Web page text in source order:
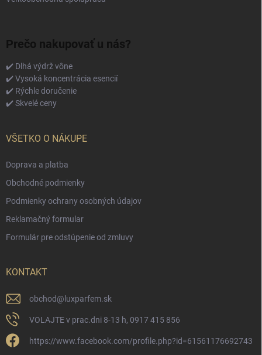
Prečo nakupovať u nás?
✔️ Dlhá výdrž vône
✔️ Vysoká koncentrácia esencií
✔️ Rýchle doručenie
✔️ Skvelé ceny
VŠETKO O NÁKUPE
Doprava a platba
Obchodné podmienky
Podmienky ochrany osobných údajov
Reklamačný formular
Formulár pre odstúpenie od zmluvy
KONTAKT
obchod@ luxparfem.sk
VOLAJTE v prac.dni 8-13 h, 0917 415 856
https://www.facebook.com/profile.php?id=61561176692743